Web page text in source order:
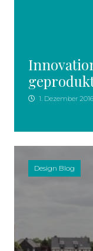
1. Dezember 2016
Design Blog